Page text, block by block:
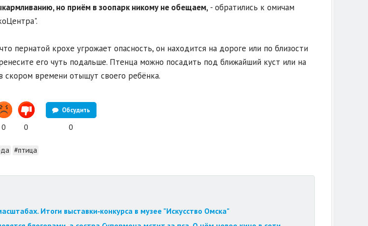
но приём в зоопарк никому не обещаем,- обратились к омичам
пернатой крохе угрожает опасность, он находится на дороге или по близости
его чуть подальше. Птенца можно посадить под ближайший куст или на
скором времени отыщут своего ребёнка.
0 0
Обсудить
0
#птица
Итоги выставки‑конкурса в музее "Искусство Омска"